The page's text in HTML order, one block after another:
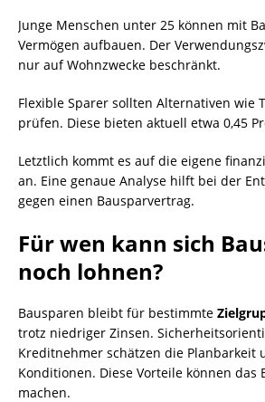
Junge Menschen unter 25 können mit
Vermögen aufbauen. Der
nur auf Wohnzwecke beschränkt.
Flexible Sparer sollten Alternativen wie
prüfen. Diese bieten aktuell etwa 0,45
Letztlich kommt es auf die eigene
an. Eine genaue Analyse hilft bei der
gegen einen Bausparvertrag.
Für wen kann sich
noch lohnen?
Bausparen bleibt für bestimmte
trotz niedriger Zinsen.
Kreditnehmer schätzen die Planbarkeit
Konditionen. Diese Vorteile können das
machen.